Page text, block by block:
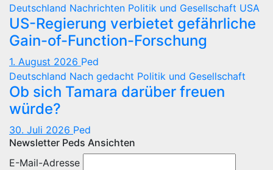
Deutschland Nachrichten Politik und Gesellschaft USA
US-Regierung verbietet gefährliche
Gain-of-Function-Forschung
1. August 2026 Ped
Deutschland Nach gedacht Politik und Gesellschaft
Ob sich Tamara darüber freuen
würde?
30. Juli 2026 Ped
Newsletter Peds Ansichten
E-Mail-Adresse